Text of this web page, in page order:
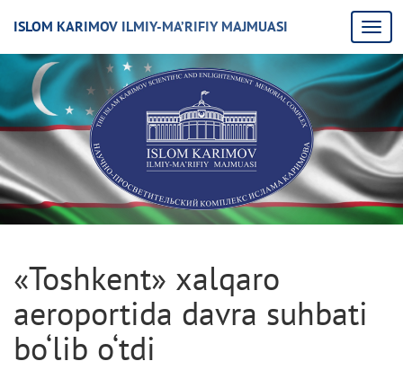
ISLOM KARIMOV ILMIY-MA’RIFIY MAJMUASI
«Toshkent» xalqaro
aeroportida davra suhbati
bo‘lib o‘tdi